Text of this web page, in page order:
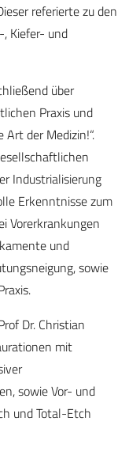
referierte zu den
Kiefer- und
über
Praxis und
der Medizin!“.
Industrialisierung
Erkenntnisse zum
Vorerkrankungen
und
sowie
Dr. Christian
mit
sowie Vor- und
und Total-Etch